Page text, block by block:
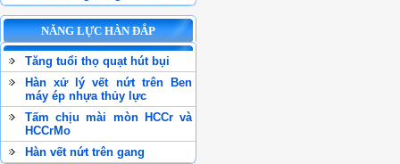
NĂNG LỰC HÀN ĐẮP
Tăng tuổi thọ quạt hút bụi
Hàn xử lý vết nứt trên Ben
máy ép nhựa thủy lực
Tấm chịu mài mòn HCCr và
HCCrMo
Hàn vết nứt trên gang